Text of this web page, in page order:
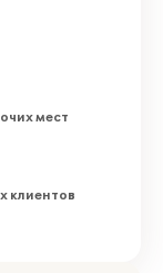
мест
клиентов